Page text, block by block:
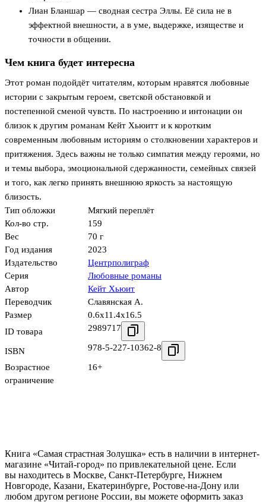
Лиан Бланшар — сводная сестра Эллы. Её сила не в
эффектной внешности, а в уме, выдержке, изяществе и
точности в общении.
Чем книга будет интересна
Этот роман подойдёт читателям, которым нравятся любовные
истории с закрытым героем, светской обстановкой и
постепенной сменой чувств. По настроению и интонации он
близок к другим романам Кейт Хьюитт и к коротким
современным любовным историям о столкновении характеров и
притяжения. Здесь важны не только симпатия между героями, но
и темы выбора, эмоциональной сдержанности, семейных связей
и того, как легко принять внешнюю яркость за настоящую
близость.
Тип обложки
Мягкий переплёт
Кол-во стр.
159
Вес
70 г
Год издания
2023
Издательство
Центрполиграф
Серия
Любовные романы
Автор
Кейт Хьюит
Переводчик
Славянская А.
Размер
0.6x11.4x16.5
ID товара
2989717
ISBN 978-5-227-10362-8
Возрастное
ограничение
16+
Книга «Самая страстная Золушка» есть в наличии в интернет-
магазине «Читай-город» по привлекательной цене. Если
вы находитесь в Москве, Санкт-Петербурге, Нижнем
Новгороде, Казани, Екатеринбурге, Ростове-на-Дону или
любом другом регионе России, вы можете оформить заказ